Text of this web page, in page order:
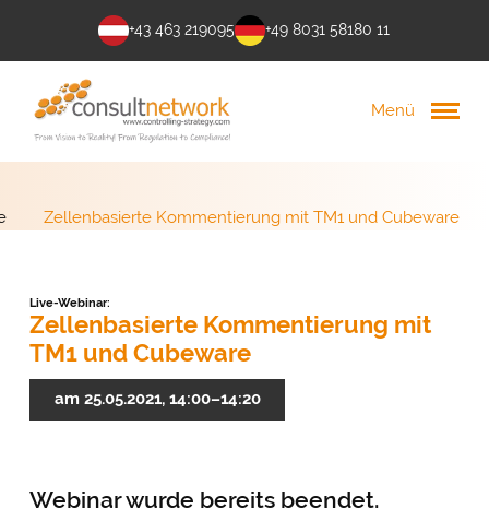
+43 463 219095 +49 8031 58180 11
Menü
Zellenbasierte Kommentierung mit TM1 und Cubeware
Live-Webinar:
Zellenbasierte Kommentierung mit
TM1 und Cubeware
am 25.05.2021, 14:00–14:20
Webinar wurde bereits beendet.